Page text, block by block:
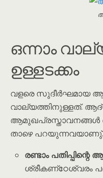
ഒന്നാം
ഉള്ളടക്കം
വളരെ സുദീർഘമായ
വാല്യത്തിനുള്ളത്.
ആമുഖപ്രസ്താവനങ്ങൾ
താഴെ പറയുന്നവയാണു്.
രണ്ടാം
ശ്രീകണ്‌ഠേശ്വരം